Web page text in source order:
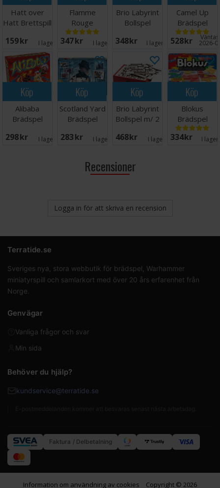
Hatt over
Hatt Brettspill
159 SEK I lager: 4
Flamme
Rouge
Brädspel
347 SEK I lager: 2
Brio Labyrint
Bollspel
348 SEK I lager: 18
Camel Up
Brädspel
528 SEK 2026-
Köp
Alibaba
Brädspel
298 SEK I lager: 3
Köp
Scotland Yard
Brädspel
283 SEK I lager: 3
Köp
Brio Labyrint
Bollspel m/ 2
468 SEK I lager: 7
Köp
Blokus
Brädspel
334 SEK I
Recensioner
Logga in för att skriva en recension
Terratide.se
Sveriges nya, stora webbutik för brädspel, Warhammer
miniatyrspill och samlarkort med över 20 års erfarenhet från
Norge.
Genvägar
Vanliga frågor och svar
Min sida
Behöver du hjälp?
kundservice@terratide.se
Faktura / Delbetalning
Information om användning av cookies Copyright © 2026